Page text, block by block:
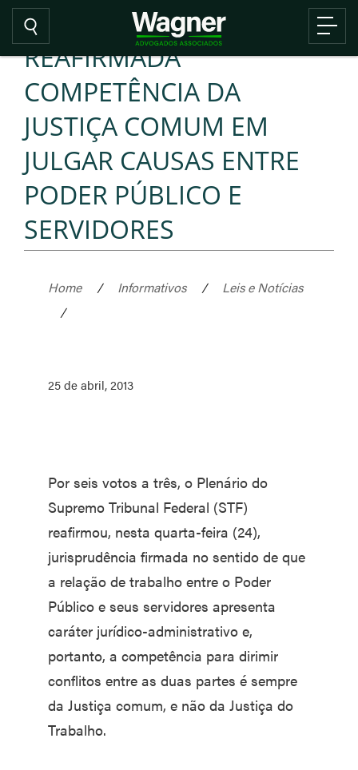
REAFIRMADA
COMPETÊNCIA DA
JUSTIÇA COMUM EM
JULGAR CAUSAS ENTRE
PODER PÚBLICO E
SERVIDORES
Home / Informativos /
Leis e Notícias
/
25 de abril, 2013
Por seis votos a três, o Plenário do
Supremo Tribunal Federal (STF)
reafirmou, nesta quarta-feira (24),
jurisprudência firmada no sentido de que
a relação de trabalho entre o Poder
Público e seus servidores apresenta
caráter jurídico-administrativo e,
portanto, a competência para dirimir
conflitos entre as duas partes é sempre
da Justiça comum, e não da Justiça do
Trabalho.